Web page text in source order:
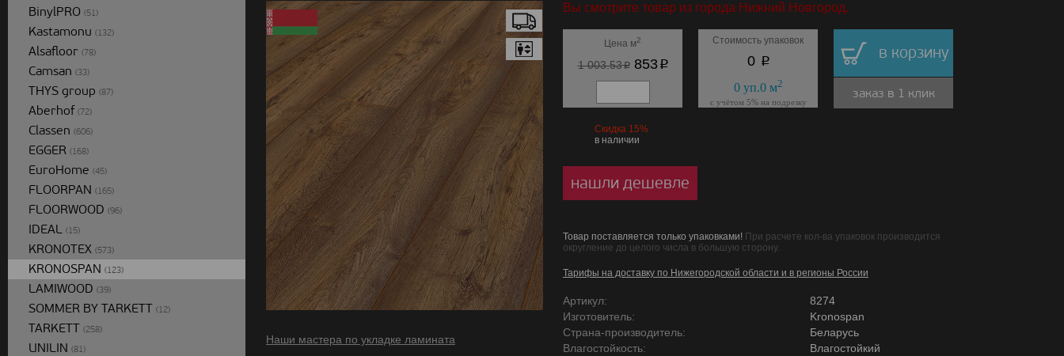
Наши мастера по укладке ламината
Вы смотрите товар из города Нижний Новгород.
Цена м2
1 003.53p853 p
Стоимость упаковок
0 p
0уп.0м2
с учётом 5% на подрезку
в корзину
заказ в 1 клик
Скидка 15%
в наличии
нашли дешевле
Товар поставляется только упаковками! При расчете кол-ва упаковок производится
округление до целого числа в большую сторону.
Тарифы на доставку по Нижегородской области и в регионы России
Артикул:
8274
Изготовитель:
Kronospan
Страна-производитель:
Беларусь
Влагостойкость:
Влагостойкий
BinylPRO (51)
Kastamonu (132)
Alsafloor (78)
Camsan (33)
THYS group (87)
Aberhof (72)
Classen (606)
EGGER (168)
EuroHome (45)
FLOORPAN (165)
FLOORWOOD (96)
IDEAL (15)
KRONOTEX (573)
KRONOSPAN (123)
LAMIWOOD (39)
SOMMER BY TARKETT (12)
TARKETT (258)
UNILIN (81)